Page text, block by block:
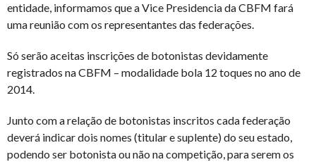
entidade, informamos que a Vice Presidencia da CBFM fará
uma reunião com os representantes das federações.
Só serão aceitas inscrições de botonistas devidamente
registrados na CBFM – modalidade bola 12 toques no ano de
2014.
Junto com a relação de botonistas inscritos cada federação
deverá indicar dois nomes (titular e suplente) do seu estado,
podendo ser botonista ou não na competição, para serem os